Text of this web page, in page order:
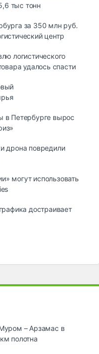
тыс тонн
за 350 млн руб.
центр
логистического
удалось спасти
в Петербурге вырос
дрона повредили
могут использовать
достраивает
– Арзамас в
полотна